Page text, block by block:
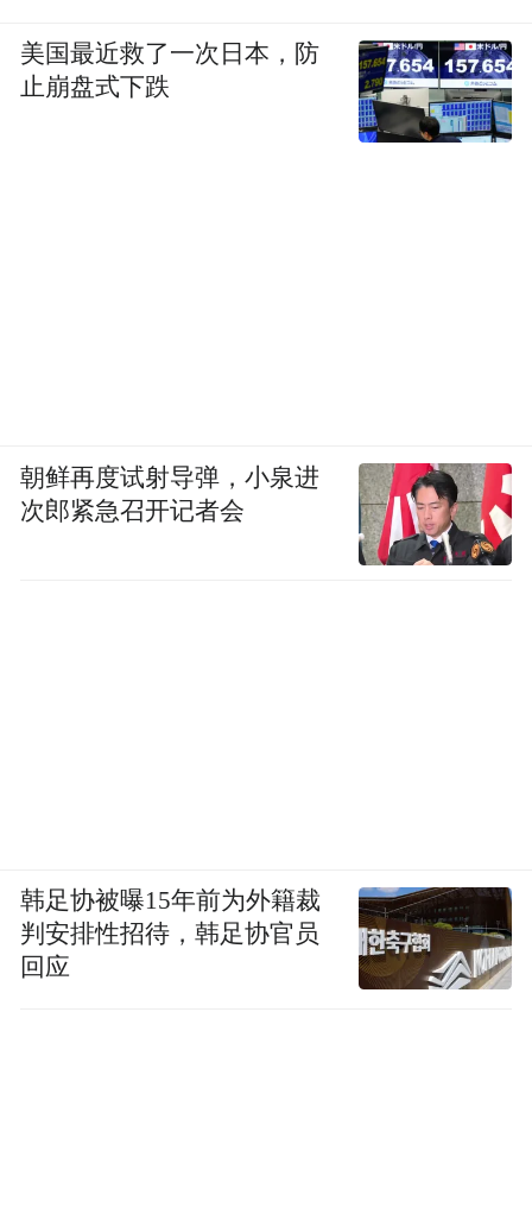
美国最近救了一次日本，防
止崩盘式下跌
朝鲜再度试射导弹，小泉进
次郎紧急召开记者会
韩足协被曝15年前为外籍裁
判安排性招待，韩足协官员
回应